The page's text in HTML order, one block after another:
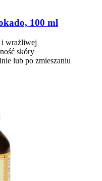
100 ml
i wrażliwej
skóry
lub po zmieszaniu